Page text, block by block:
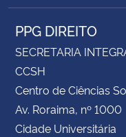
PPG DIREITO
SECRETARIA
CCSH
Centro de Ciências
Av. Roraima, nº 1000
Cidade Universitária